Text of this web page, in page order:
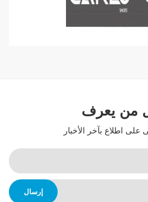
من يعرف
على اطلاع بآخر الأخبار
إرسال